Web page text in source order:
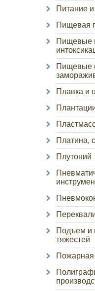
Питание
Пищевая
Пищевые
Пищевые
Плавка и
Платина,
Плутоний
Подъем и
тяжестей
Пожарная